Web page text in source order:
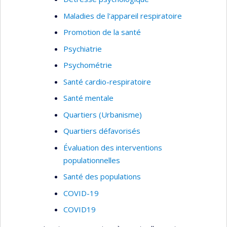
mentale.
Maladies de l'appareil respiratoire
Promotion de la santé
Psychiatrie
Psychométrie
Santé cardio-respiratoire
Santé mentale
Quartiers (Urbanisme)
Quartiers défavorisés
Évaluation des interventions
populationnelles
Santé des populations
COVID-19
COVID19